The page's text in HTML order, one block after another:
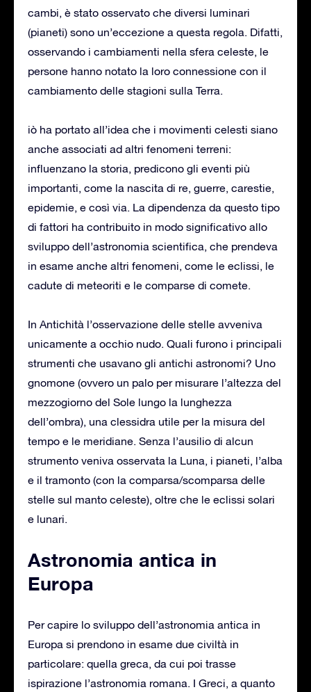
cambi, è stato osservato che diversi luminari
(pianeti) sono un’eccezione a questa regola. Difatti,
osservando i cambiamenti nella sfera celeste, le
persone hanno notato la loro connessione con il
cambiamento delle stagioni sulla Terra.
iò ha portato all’idea che i movimenti celesti siano
anche associati ad altri fenomeni terreni:
influenzano la storia, predicono gli eventi più
importanti, come la nascita di re, guerre, carestie,
epidemie, e così via. La dipendenza da questo tipo
di fattori ha contribuito in modo significativo allo
sviluppo dell’astronomia scientifica, che prendeva
in esame anche altri fenomeni, come le eclissi, le
cadute di meteoriti e le comparse di comete.
In Antichità l’osservazione delle stelle avveniva
unicamente a occhio nudo. Quali furono i principali
strumenti che usavano gli antichi astronomi? Uno
gnomone (ovvero un palo per misurare l’altezza del
mezzogiorno del Sole lungo la lunghezza
dell’ombra), una clessidra utile per la misura del
tempo e le meridiane. Senza l’ausilio di alcun
strumento veniva osservata la Luna, i pianeti, l’alba
e il tramonto (con la comparsa/scomparsa delle
stelle sul manto celeste), oltre che le eclissi solari
e lunari.
Astronomia antica in
Europa
Per capire lo sviluppo dell’astronomia antica in
Europa si prendono in esame due civiltà in
particolare: quella greca, da cui poi trasse
ispirazione l’astronomia romana. I Greci, a quanto